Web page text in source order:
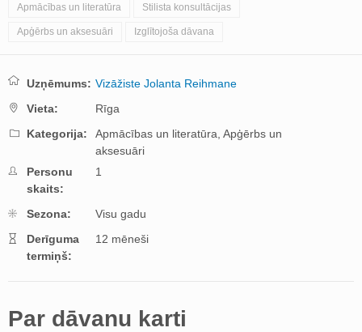
Apmācības un literatūra Stilista konsultācijas
Apģērbs un aksesuāri Izglītojoša dāvana
Uzņēmums: Vizāžiste Jolanta Reihmane
Vieta:
Rīga
Kategorija:
Apmācības un literatūra, Apģērbs un
aksesuāri
Personu
skaits:
1
Sezona:
Visu gadu
Derīguma
termiņš:
12 mēneši
Par dāvanu karti